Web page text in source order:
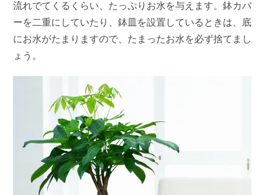
流れでてくるくらい、たっぷりお水を与えます。鉢カバ
ーを二重にしていたり、鉢皿を設置しているときは、底
にお水がたまりますので、たまったお水を必ず捨てまし
ょう。